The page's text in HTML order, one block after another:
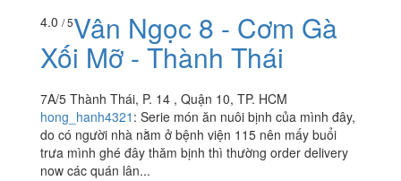
4.0 / 5Vân Ngọc 8 - Cơm Gà
Xối Mỡ - Thành Thái
7A/5 Thành Thái, P. 14 , Quận 10, TP. HCM
hong_hanh4321 : Serie món ăn nuôi bịnh của mình đây,
do có người nhà nằm ở bệnh viện 115 nên mấy buổi
trưa mình ghé đây thăm bịnh thì thường order delivery
now các quán lân...